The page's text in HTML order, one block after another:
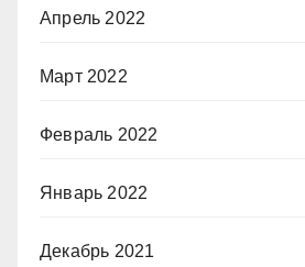
Апрель 2022
Март 2022
Февраль 2022
Январь 2022
Декабрь 2021